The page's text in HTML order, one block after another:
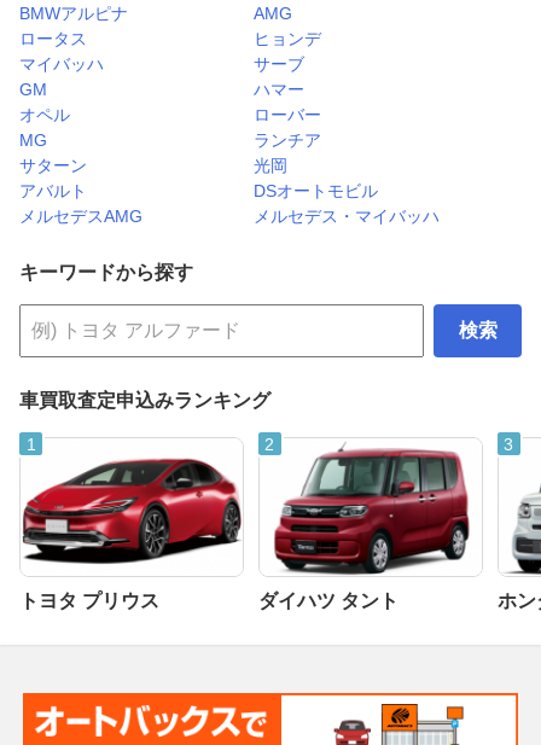
BMWアルピナ
AMG
ロータス
ヒョンデ
マイバッハ
サーブ
GM
ハマー
オペル
ローバー
MG
ランチア
サターン
光岡
アバルト
DSオートモビル
メルセデスAMG
メルセデス・マイバッハ
キーワードから探す
検索
車買取査定申込みランキング
トヨタ プリウス ダイハツ タント ホン